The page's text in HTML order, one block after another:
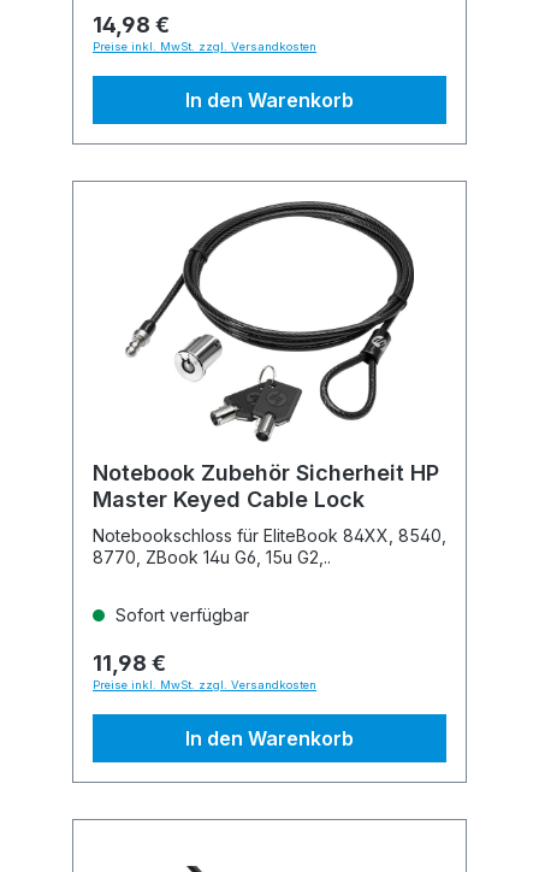
14,98 €
Preise inkl. MwSt. zzgl. Versandkosten
In den Warenkorb
Notebook Zubehör Sicherheit HP
Master Keyed Cable Lock
Notebookschloss für EliteBook 84XX, 8540,
8770, ZBook 14u G6, 15u G2,..
Sofort verfügbar
11,98 €
Preise inkl. MwSt. zzgl. Versandkosten
In den Warenkorb